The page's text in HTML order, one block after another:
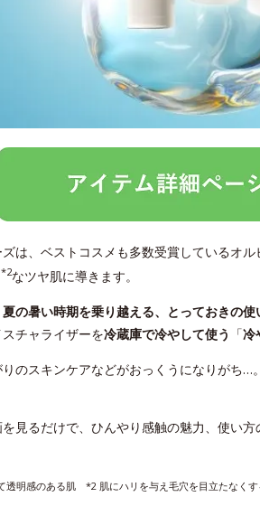
ズは、ベストコスメも多数受賞しているオ
*2なツヤ肌に導きます。
夏の暑い時期を乗り越える、とっておきの使
チャライザーを冷蔵庫で冷やして使う 「冷
のスキンケアなどがおっくうになりがち
見るだけで、ひんやり感触の魅力、使い
透明感のある肌 *2 肌にハリを与え毛穴を目立たなくす